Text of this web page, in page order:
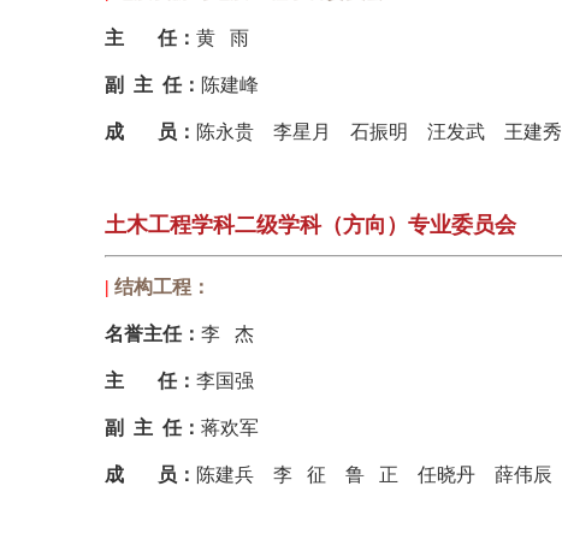
主 任： 黄 雨
副 主 任： 陈建峰
成 员 ： 陈永贵 李星月 石振明 汪发武 王建秀
土木工程学科二级学科（方向）专业委员会
| 结构工程：
名誉主任： 李 杰
主 任： 李国强
副 主 任： 蒋欢军
成 员： 陈建兵 李 征 鲁 正 任晓丹 薛伟辰